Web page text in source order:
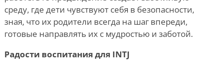
среду, где дети чувствуют себя в безопасности,
зная, что их родители всегда на шаг впереди,
готовые направлять их с мудростью и заботой.
Радости воспитания для INTJ